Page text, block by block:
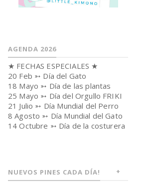
AGENDA 2026
★ FECHAS ESPECIALES ★
20 Feb ➳ Día del Gato
18 Mayo ➳ Día de las plantas
25 Mayo ➳ Día del Orgullo FRIKI
21 Julio ➳ Día Mundial del Perro
8 Agosto ➳ Día Mundial del Gato
14 Octubre ➳ Día de la costurera
NUEVOS PINES CADA DÍA!